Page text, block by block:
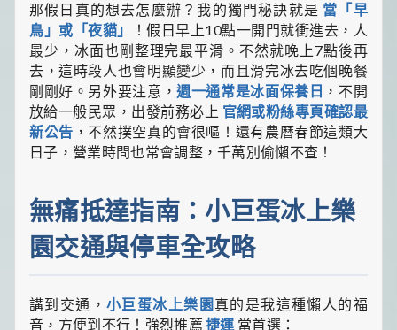
那假日真的想去怎麼辦？我的獨門秘訣就是 當「早
鳥」或「夜貓」
！假日早上10點一開門就衝進去，人
最少，冰面也剛整理完最平滑。不然就晚上7點後再
去，這時段人也會明顯變少，而且滑完冰去吃個晚餐
剛剛好。另外要注意，週一通常是冰面保養日 ，不開
放給一般民眾，出發前務必上 官網或粉絲專頁確認最
新公告 ，不然撲空真的會很嘔！還有農曆春節這類大
日子，營業時間也常會調整，千萬別偷懶不查！
無痛抵達指南：小巨蛋冰上樂
園交通與停車全攻略
講到交通，小巨蛋冰上樂園真的是我這種懶人的福
音，方便到不行！強烈推薦捷運 當首選：